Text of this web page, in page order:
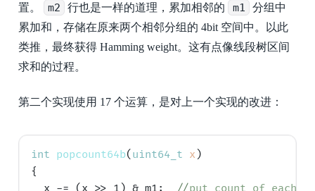
置。
m2 行也是一样的道理，累加相邻的 m1
分组中
累加和，存储在原来两个相邻分组的 4bit 空间中。以此
类推，最终获得 Hamming weight。这有点像线段树区间
求和的过程。
第二个实现使用 17 个运算，是对上一个实现的改进：
int popcount64b( uint64_t x )
{